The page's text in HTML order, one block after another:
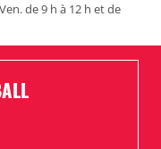
de 9 h à 12 h et de